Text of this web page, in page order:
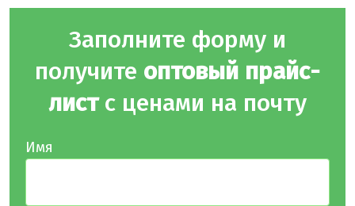
Заполните форму и
получите оптовый прайс-
листс ценами на почту
Имя